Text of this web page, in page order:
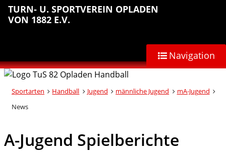
Sprungmarken
Inhalt
anspringen
Hauptnavigation
anspringen
Abteilungsnavigation
anspringen
Fußbereich
anspringen
TURN- U. SPORTVEREIN OPLADEN
VON 1882 E.V.
Navigation
Sportarten Handball Jugend männliche Jugend
mA-Jugend
News
A-Jugend Spielberichte